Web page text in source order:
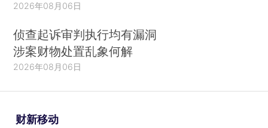
2026年08月06日
侦查起诉审判执行均有漏洞
涉案财物处置乱象何解
2026年08月06日
财新移动